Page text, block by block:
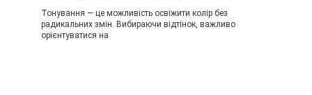
Тонування — це можливість освіжити колір без
радикальних змін. Вибираючи відтінок, важливо
орієнтуватися на